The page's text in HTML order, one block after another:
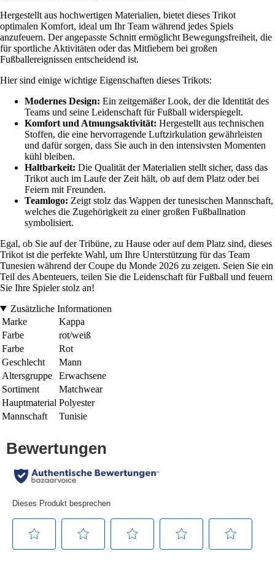
Hergestellt aus hochwertigen Materialien, bietet dieses Trikot
optimalen Komfort, ideal um Ihr Team während jedes Spiels
anzufeuern. Der angepasste Schnitt ermöglicht Bewegungsfreiheit, die
für sportliche Aktivitäten oder das Mitfiebern bei großen
Fußballereignissen entscheidend ist.
Hier sind einige wichtige Eigenschaften dieses Trikots:
Modernes Design: Ein zeitgemäßer Look, der die Identität des
Teams und seine Leidenschaft für Fußball widerspiegelt.
Komfort und Atmungsaktivität: Hergestellt aus technischen
Stoffen, die eine hervorragende Luftzirkulation gewährleisten
und dafür sorgen, dass Sie auch in den intensivsten Momenten
kühl bleiben.
Haltbarkeit: Die Qualität der Materialien stellt sicher, dass das
Trikot auch im Laufe der Zeit hält, ob auf dem Platz oder bei
Feiern mit Freunden.
Teamlogo: Zeigt stolz das Wappen der tunesischen Mannschaft,
welches die Zugehörigkeit zu einer großen Fußballnation
symbolisiert.
Egal, ob Sie auf der Tribüne, zu Hause oder auf dem Platz sind, dieses
Trikot ist die perfekte Wahl, um Ihre Unterstützung für das Team
Tunesien während der Coupe du Monde 2026 zu zeigen. Seien Sie ein
Teil des Abenteuers, teilen Sie die Leidenschaft für Fußball und feuern
Sie Ihre Spieler stolz an!
Zusätzliche Informationen
Marke
Kappa
Farbe
rot/weiß
Farbe
Rot
Geschlecht
Mann
Altersgruppe
Erwachsene
Sortiment
Matchwear
Hauptmaterial Polyester
Mannschaft
Tunisie